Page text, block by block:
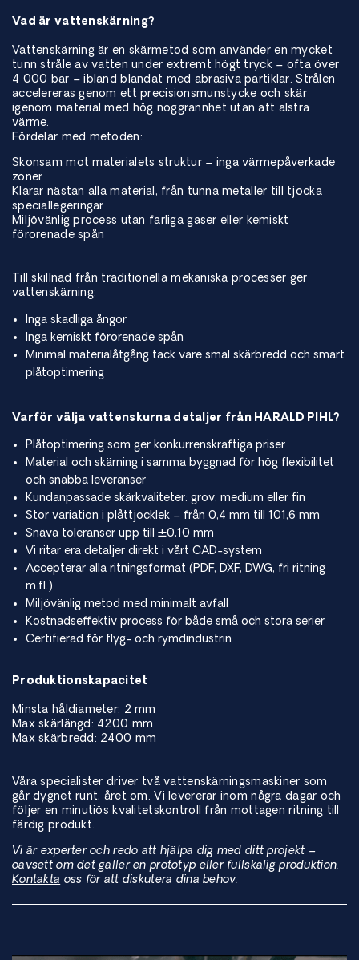
Vad är vattenskärning?
Vattenskärning är en skärmetod som använder en mycket
tunn stråle av vatten under extremt högt tryck – ofta över
4 000 bar – ibland blandat med abrasiva partiklar. Strålen
accelereras genom ett precisionsmunstycke och skär
igenom material med hög noggrannhet utan att alstra
värme.
Fördelar med metoden:
Skonsam mot materialets struktur – inga värmepåverkade
zoner
Klarar nästan alla material, från tunna metaller till tjocka
speciallegeringar
Miljövänlig process utan farliga gaser eller kemiskt
förorenade spån
Till skillnad från traditionella mekaniska processer ger
vattenskärning:
Inga skadliga ångor
Inga kemiskt förorenade spån
Minimal materialåtgång tack vare smal skärbredd och smart
plåtoptimering
Varför välja vattenskurna detaljer från HARALD PIHL?
Plåtoptimering som ger konkurrenskraftiga priser
Material och skärning i samma byggnad för hög flexibilitet
och snabba leveranser
Kundanpassade skärkvaliteter: grov, medium eller fin
Stor variation i plåttjocklek – från 0,4 mm till 101,6 mm
Snäva toleranser upp till ±0,10 mm
Vi ritar era detaljer direkt i vårt CAD-system
Accepterar alla ritningsformat (PDF, DXF, DWG, fri ritning
m.fl.)
Miljövänlig metod med minimalt avfall
Kostnadseffektiv process för både små och stora serier
Certifierad för flyg- och rymdindustrin
Produktionskapacitet
Minsta håldiameter: 2 mm
Max skärlängd: 4200 mm
Max skärbredd: 2400 mm
Våra specialister driver två vattenskärningsmaskiner som
går dygnet runt, året om. Vi levererar inom några dagar och
följer en minutiös kvalitetskontroll från mottagen ritning till
färdig produkt.
Vi är experter och redo att hjälpa dig med ditt projekt –
oavsett om det gäller en prototyp eller fullskalig produktion.
Kontakta oss för att diskutera dina behov.